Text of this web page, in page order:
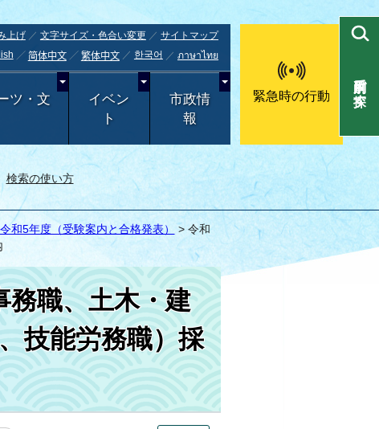
上げ 文字サイズ・色合い変更
サイトマップ
简体中文 繁体中文 한국어 ภาษาไทย
ツ・文
イベン
ト
市政情
報
緊急時の行動
検索の使い方
目的別で探す
令和5年度（受験案内と合格発表）
> 令和
務職、土木・建
技能労務職）採